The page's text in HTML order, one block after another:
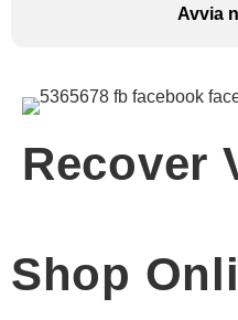
Avvia
Recover
Shop